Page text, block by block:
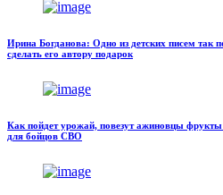
Ирина Богданова: Одно из детских писем так
сделать его автору подарок
Как пойдет урожай, повезут ажиновцы
для бойцов СВО